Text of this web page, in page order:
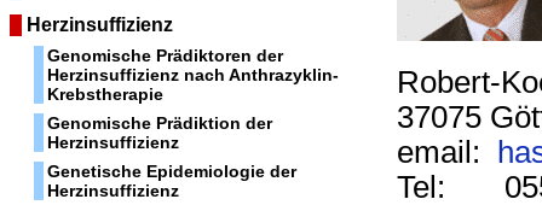
Herzinsuffizienz
Genomische Prädiktoren der
Herzinsuffizienz nach Anthrazyklin-
Krebstherapie
Genomische Prädiktion der
Herzinsuffizienz
Genetische Epidemiologie der
Herzinsuffizienz
Robert-
37075
email:
Tel: